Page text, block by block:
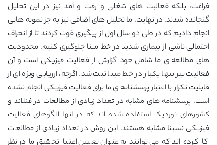
فراغت، بلکه فعالیت های شغلی و رفت و آمد نیز در این تحلیل
گنجانده شدند. در نهایت، ما تحلیل های اضافی نیز به جز نمونه هایی
انجام دادیم که در طی دو سال اول از پیگیری فوت کردند تا از انحراف
احتمالی ناشی از بیماری شدید در خط مبنا جلوگیری کنیم. محدودیت
های مطالعه ی ما شامل خود گزارش از فعالیت فیزیکی است و آن
فعالیت نیز تنها یکبار در خط مبنا ثبت شد. اگرچه، ارزیابی ویژه ای از
قابلیت تکرار یا اعتبار پرسشنامه ی ما برای فعالیت فیزیکی انجام نشده
است، پرسشنامه های مشابه در تعداد زیادی از مطالعات در فنلاند و
کشورهای نوردیک استفاده شده اند که در انها الگوهای فعالیت
فیزیکی نسبتا مشابه هستند. این روش در تعداد زیادی از مطالعات
کار کرده اند که می توانند به عنوان تعیین اعتبار تحقیق ما در نظر